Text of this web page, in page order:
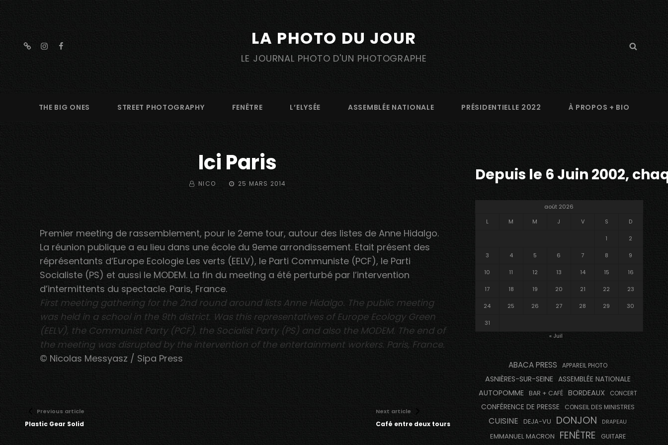
threadsinstagramfacebook LA PHOTO DU JOUR
LE JOURNAL PHOTO D'UN PHOTOGRAPHE
Search
THE BIG ONES STREET PHOTOGRAPHY FENÊTRE L’ELYSÉE ASSEMBLÉE NATIONALE PRÉSIDENTIELLE 2022 À PROPOS + BIO
Ici Paris
BY NICO
POSTED
25 MARS 2014
Premier meeting de rassemblement, pour le 2eme tour, autour des listes de Anne Hidalgo.
La réunion publique a eu lieu dans une école du 9eme arrondissement. Etait présent des
réprésentants d’Europe Ecologie Les verts (EELV), le Parti Communiste (PCF), le Parti
Socialiste (PS) et aussi le MODEM. La fin du meeting a été perturbé par l’intervention
d’intermittents du spectacle. Paris, France.
First meeting gathering for the 2nd round around lists Anne Hidalgo. The public meeting
was held in a school in the 9th district. Was this representatives of Europe Ecology Green
(EELV), the Communist Party (PCF), the Socialist Party (PS) and also the MODEM. The end of
the meeting was disrupted by the intervention of the entertainment workers. Paris, France.
© Nicolas Messyasz / Sipa Press
Previous article
Plastic Gear Solid
Next article
Café entre deux tours
Depuis le 6 Juin 2002,
août 2026
L
M M J V S D
1 2
3 4 5 6 7 8 9
10 11 12 13 14 15 16
17 18 19 20 21 22 23
24 25 26 27 28 29 30
31
« Juil
ABACA PRESS APPAREIL PHOTO
ASNIÈRES-SUR-SEINE ASSEMBLÉE NATIONALE
AUTOPOMME BAR + CAFÉ BORDEAUX CONCERT
CONFÉRENCE DE PRESSE CONSEIL DES MINISTRES
CUISINE DEJA-VU DONJON DRAPEAU
EMMANUEL MACRON FENÊTRE GUITARE